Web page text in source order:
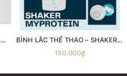
ĐAI LƯNG MÁY BELT SQUAT - Máy gánh đùi với dây đai Belt Squat
BÌNH LẮC THỂ THAO – SHAKER MYPROTEIN 600ML
150.000₫